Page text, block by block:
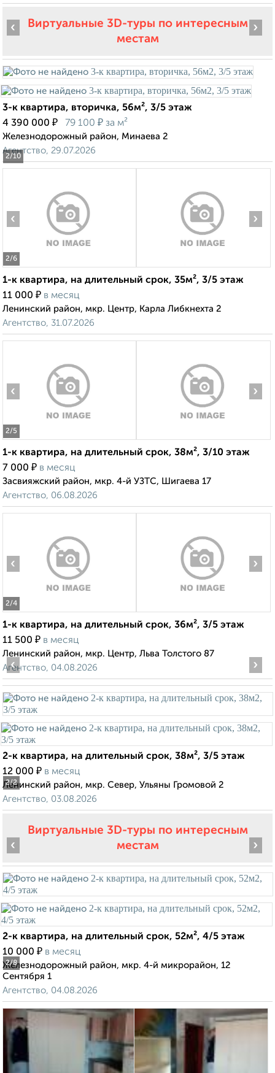
Виртуальные 3D-туры по интересным
местам
2/10
‹ ›
3-к квартира, вторичка, 56м², 3/5 этаж
4 390 000 ₽ 79 100 ₽ за м²
Железнодорожный район, Минаева 2
Агентство, 29.07.2026
2/6
‹ ›
1-к квартира, на длительный срок, 35м², 3/5 этаж
11 000 ₽ в месяц
Ленинский район, мкр. Центр, Карла Либкнехта 2
Агентство, 31.07.2026
2/5
‹ ›
1-к квартира, на длительный срок, 38м², 3/10 этаж
7 000 ₽ в месяц
Засвияжский район, мкр. 4-й УЗТС, Шигаева 17
Агентство, 06.08.2026
2/4
‹ ›
1-к квартира, на длительный срок, 36м², 3/5 этаж
11 500 ₽ в месяц
Ленинский район, мкр. Центр, Льва Толстого 87
Агентство, 04.08.2026
2/2
‹ ›
2-к квартира, на длительный срок, 38м², 3/5 этаж
12 000 ₽ в месяц
Ленинский район, мкр. Север, Ульяны Громовой 2
Агентство, 03.08.2026
Виртуальные 3D-туры по интересным
местам
2/8
‹ ›
2-к квартира, на длительный срок, 52м², 4/5 этаж
10 000 ₽ в месяц
Железнодорожный район, мкр. 4-й микрорайон, 12
Сентября 1
Агентство, 04.08.2026